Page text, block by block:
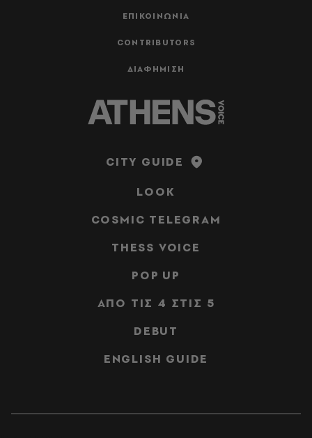
ΕΠΙΚΟΙΝΩΝΙΑ
CONTRIBUTORS
ΔΙΑΦΗΜΙΣΗ
CITY GUIDE
LOOK
COSMIC TELEGRAM
THESS VOICE
POP UP
ΑΠΟ ΤΙΣ 4 ΣΤΙΣ 5
DEBUT
ENGLISH GUIDE